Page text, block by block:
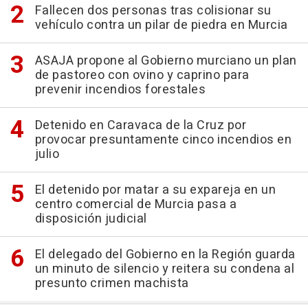
Fallecen dos personas tras colisionar su
vehículo contra un pilar de piedra en Murcia
ASAJA propone al Gobierno murciano un plan
de pastoreo con ovino y caprino para
prevenir incendios forestales
Detenido en Caravaca de la Cruz por
provocar presuntamente cinco incendios en
julio
El detenido por matar a su expareja en un
centro comercial de Murcia pasa a
disposición judicial
El delegado del Gobierno en la Región guarda
un minuto de silencio y reitera su condena al
presunto crimen machista